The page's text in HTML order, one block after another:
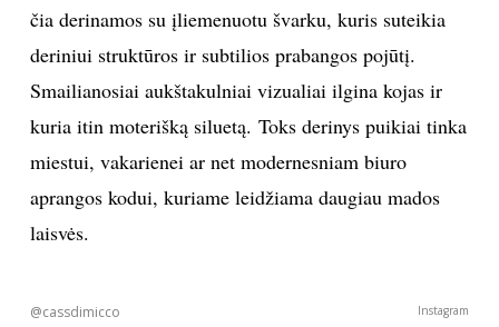
KONTAKTAI
Sekite mus:
čia derinamos su įliemenuotu švarku, kuris suteikia
deriniui struktūros ir subtilios prabangos pojūtį.
Smailianosiai aukštakulniai vizualiai ilgina kojas ir
kuria itin moterišką siluetą. Toks derinys puikiai tinka
miestui, vakarienei ar net modernesniam biuro
aprangos kodui, kuriame leidžiama daugiau mados
laisvės.
@cassdimicco Instagram